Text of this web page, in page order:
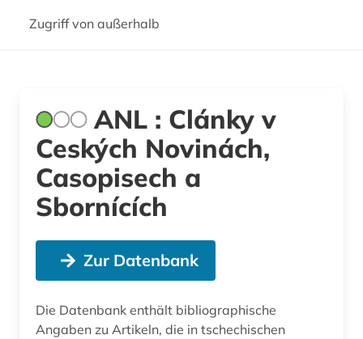
Zugriff von außerhalb
ANL : Clánky v
Ceských Novinách,
Casopisech a
Sbornících
Zur Datenbank
Die Datenbank enthält bibliographische
Angaben zu Artikeln, die in tschechischen